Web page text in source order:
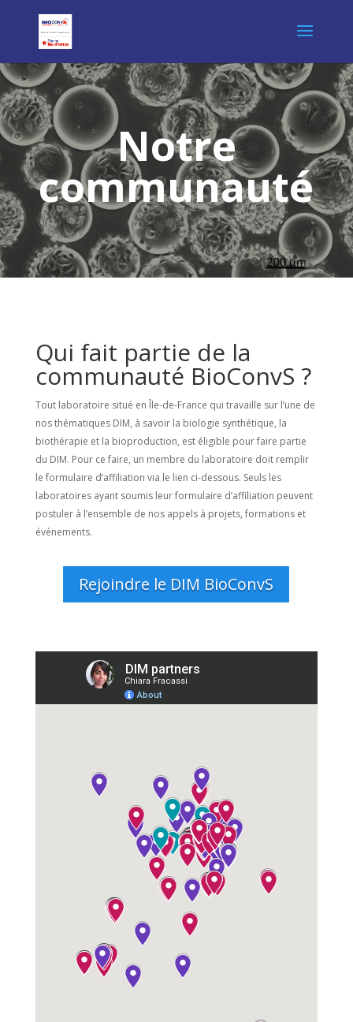
Notre
communauté
Qui fait partie de la
communauté BioConvS ?
Tout laboratoire situé en Île-de-France qui travaille sur l’une de
nos thématiques DIM, à savoir la biologie synthétique, la
biothérapie et la bioproduction, est éligible pour faire partie
du DIM. Pour ce faire, un membre du laboratoire doit remplir
le formulaire d’affiliation via le lien ci-dessous. Seuls les
laboratoires ayant soumis leur formulaire d’affiliation peuvent
postuler à l’ensemble de nos appels à projets, formations et
événements.
Rejoindre le DIM BioConvS